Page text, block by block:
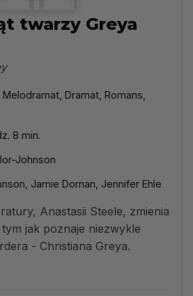
twarzy Greya
Dramat, Romans,
8 min.
Johnson
Jamie Dornan, Jennifer Ehle
Anastasii Steele, zmienia
jak poznaje niezwykle
- Christiana Greya.